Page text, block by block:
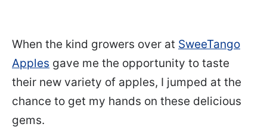
When the kind growers over at SweeTango
Apples gave me the opportunity to taste
their new variety of apples, I jumped at the
chance to get my hands on these delicious
gems.